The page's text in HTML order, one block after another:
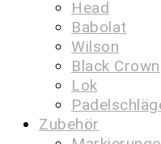
Head
Babolat
Wilson
Black Crown
Lok
Zubehör